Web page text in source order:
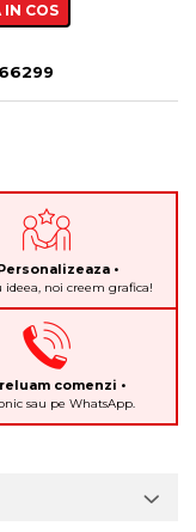
IN COS
•
ideea, noi creem grafica!
comenzi •
sau pe WhatsApp.